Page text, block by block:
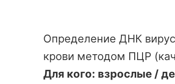
Определение ДНК
крови методом ПЦР
Для кого: взрослые /